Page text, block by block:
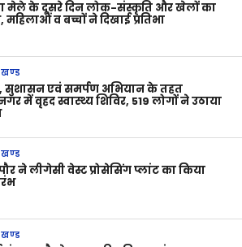
मेले के दूसरे दिन लोक-संस्कृति और खेलों का
महिलाओं व बच्चों ने दिखाई प्रतिभा
सुशासन एवं समर्पण अभियान के तहत
में वृहद स्वास्थ्य शिविर, 519 लोगों ने उठाया
ने लीगेसी वेस्ट प्रोसेसिंग प्लांट का किया